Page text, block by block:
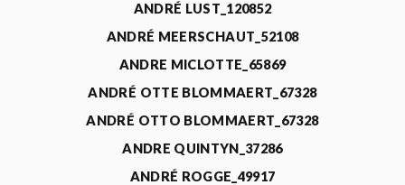
ANDRÉ LUST_120852
ANDRÉ MEERSCHAUT_52108
ANDRE MICLOTTE_65869
ANDRÉ OTTE BLOMMAERT_67328
ANDRÉ OTTO BLOMMAERT_67328
ANDRE QUINTYN_37286
ANDRÉ ROGGE_49917